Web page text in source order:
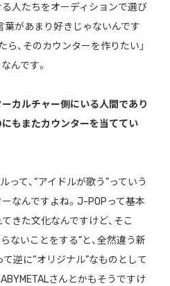
人たちをオーディションで選び
葉があまり好きじゃないんです
ら、そのカウンターを作りたい」
んです。
カルチャー側にいる人間であり
もまたカウンターを当ててい
って、“アイドルが歌う”っていう
なんですよね。J-POPって基本
きた文化なんですけど、そこ
ないことをする”と、全然違う新
逆に“オリジナル”なものとして
さんとかもそうですけ